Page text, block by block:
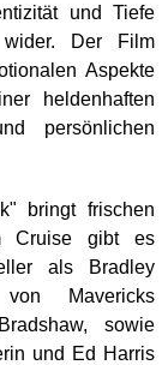
und Tiefe
wider. Der Film
Aspekte
heldenhaften
persönlichen
bringt frischen
Cruise gibt es
als Bradley
Mavericks
sowie
und Ed Harris